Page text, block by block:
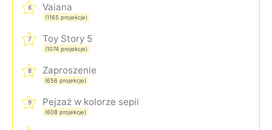
6 Vaiana
(1165 projekcje)
7 Toy Story 5
(1074 projekcje)
8 Zaproszenie
(656 projekcje)
9 Pejzaż w kolorze sepii
(608 projekcje)